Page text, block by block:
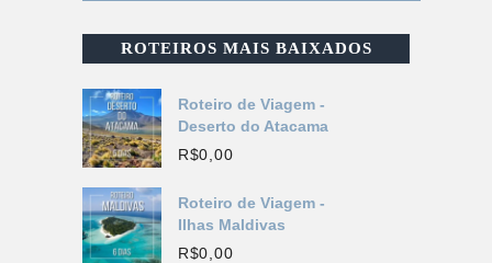
ROTEIROS MAIS BAIXADOS
Roteiro de Viagem -
Deserto do Atacama
R$0,00
Roteiro de Viagem -
Ilhas Maldivas
R$0,00